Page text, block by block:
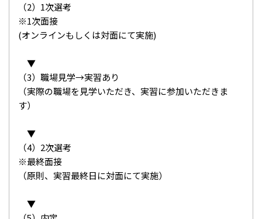
（2）1次選考
※1次面接
(オンラインもしくは対面にて実施)
▼
（3）職場見学→実習あり
（実際の職場を見学いただき、実習に参加いただきま
す）
▼
（4）2次選考
※最終面接
（原則、実習最終日に対面にて実施）
▼